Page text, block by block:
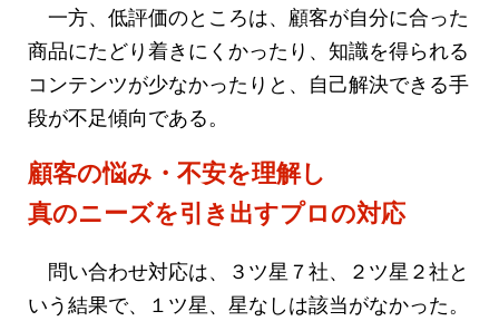
一方、低評価のところは、顧客が自分に合った
商品にたどり着きにくかったり、知識を得られる
コンテンツが少なかったりと、自己解決できる手
段が不足傾向である。
顧客の悩み・不安を理解し
真のニーズを引き出すプロの対応
問い合わせ対応は、３ツ星７社、２ツ星２社と
いう結果で、１ツ星、星なしは該当がなかった。